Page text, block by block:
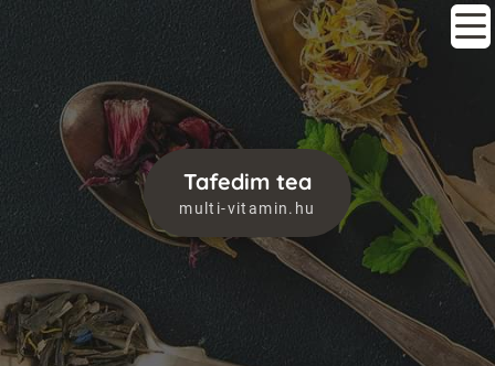
Tafedim tea
multi-vitamin.hu